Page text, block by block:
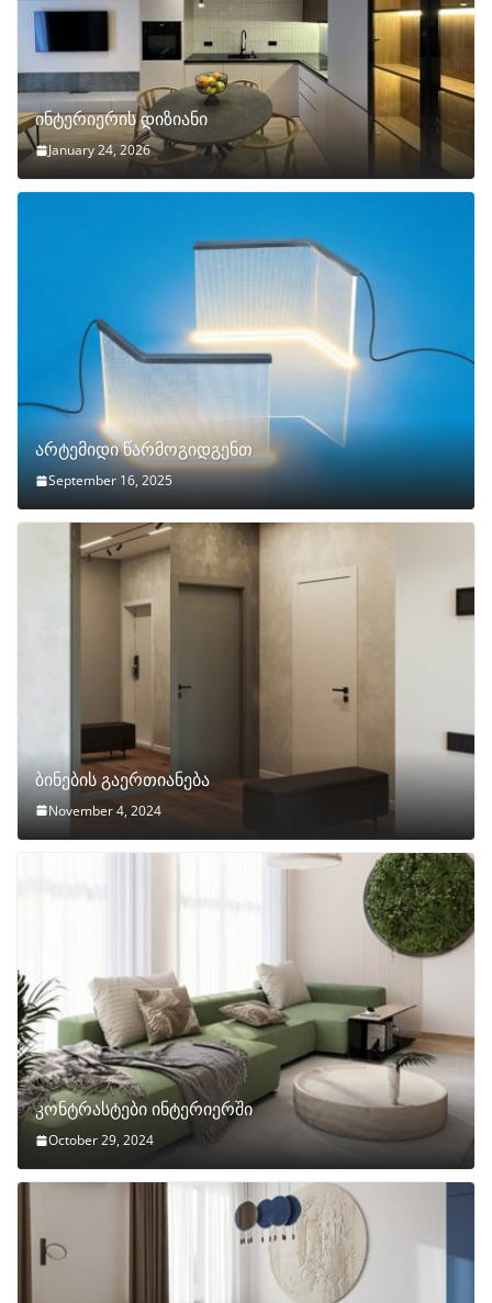
ინტერიერის დიზიანი
January 24, 2026
არტემიდი წარმოგიდგენთ
September 16, 2025
ბინების გაერთიანება
November 4, 2024
კონტრასტები ინტერიერში
October 29, 2024